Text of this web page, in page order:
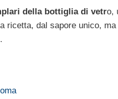
della bottiglia di vetro,
dal sapore unico,